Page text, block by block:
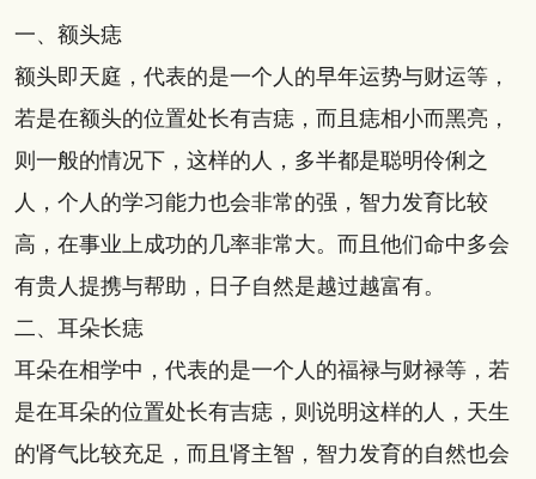
一、额头痣
额头即天庭，代表的是一个人的早年运势与财运等，
若是在额头的位置处长有吉痣，而且痣相小而黑亮，
则一般的情况下，这样的人，多半都是聪明伶俐之
人，个人的学习能力也会非常的强，智力发育比较
高，在事业上成功的几率非常大。而且他们命中多会
有贵人提携与帮助，日子自然是越过越富有。
二、耳朵长痣
耳朵在相学中，代表的是一个人的福禄与财禄等，若
是在耳朵的位置处长有吉痣，则说明这样的人，天生
的肾气比较充足，而且肾主智，智力发育的自然也会